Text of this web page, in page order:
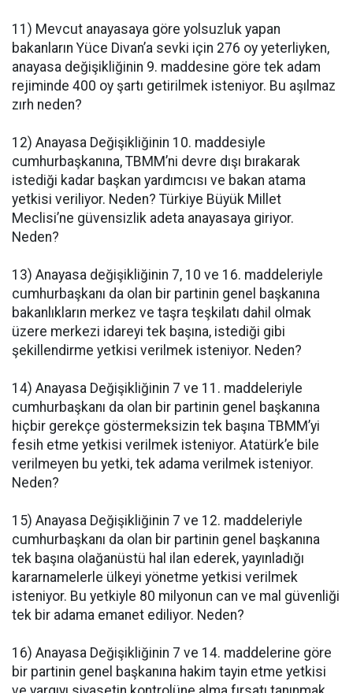
11) Mevcut anayasaya göre yolsuzluk yapan
bakanların Yüce Divan’a sevki için 276 oy yeterliyken,
anayasa değişikliğinin 9. maddesine göre tek adam
rejiminde 400 oy şartı getirilmek isteniyor. Bu aşılmaz
zırh neden?
12) Anayasa Değişikliğinin 10. maddesiyle
cumhurbaşkanına, TBMM’ni devre dışı bırakarak
istediği kadar başkan yardımcısı ve bakan atama
yetkisi veriliyor. Neden? Türkiye Büyük Millet
Meclisi’ne güvensizlik adeta anayasaya giriyor.
Neden?
13) Anayasa değişikliğinin 7, 10 ve 16. maddeleriyle
cumhurbaşkanı da olan bir partinin genel başkanına
bakanlıkların merkez ve taşra teşkilatı dahil olmak
üzere merkezi idareyi tek başına, istediği gibi
şekillendirme yetkisi verilmek isteniyor. Neden?
14) Anayasa Değişikliğinin 7 ve 11. maddeleriyle
cumhurbaşkanı da olan bir partinin genel başkanına
hiçbir gerekçe göstermeksizin tek başına TBMM’yi
fesih etme yetkisi verilmek isteniyor. Atatürk’e bile
verilmeyen bu yetki, tek adama verilmek isteniyor.
Neden?
15) Anayasa Değişikliğinin 7 ve 12. maddeleriyle
cumhurbaşkanı da olan bir partinin genel başkanına
tek başına olağanüstü hal ilan ederek, yayınladığı
kararnamelerle ülkeyi yönetme yetkisi verilmek
isteniyor. Bu yetkiyle 80 milyonun can ve mal güvenliği
tek bir adama emanet ediliyor. Neden?
16) Anayasa Değişikliğinin 7 ve 14. maddelerine göre
bir partinin genel başkanına hakim tayin etme yetkisi